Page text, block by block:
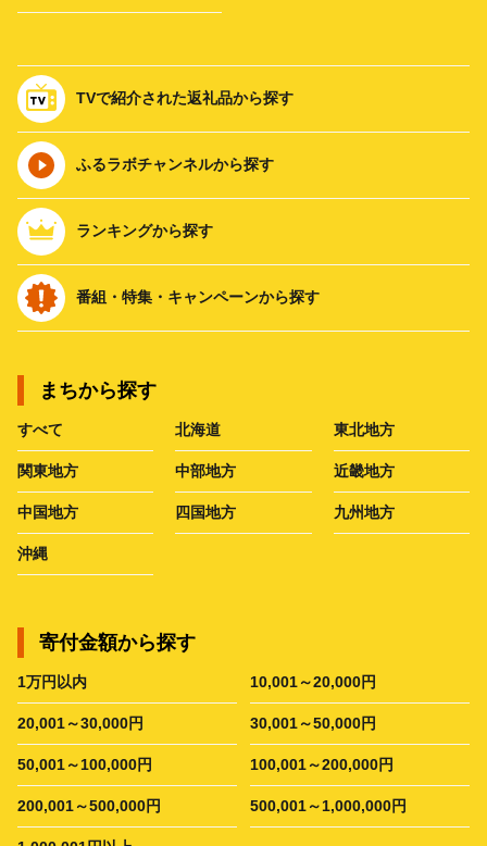
TVで紹介された返礼品から探す
ふるラボチャンネルから探す
ランキングから探す
番組・特集・キャンペーンから探す
まちから探す
すべて 北海道 東北地方
関東地方 中部地方 近畿地方
中国地方 四国地方 九州地方
沖縄
寄付金額から探す
1万円以内 10,001～20,000円
20,001～30,000円 30,001～50,000円
50,001～100,000円 100,001～200,000円
200,001～500,000円 500,001～1,000,000円